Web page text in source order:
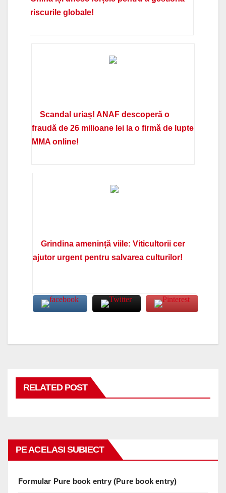
riscurile globale!
Scandal uriaș! ANAF descoperă o
fraudă de 26 milioane lei la o firmă de lupte
MMA online!
Grindina amenință viile: Viticultorii cer
ajutor urgent pentru salvarea culturilor!
RELATED POST
PE ACELASI SUBIECT
Formular Pure book entry (Pure book entry)